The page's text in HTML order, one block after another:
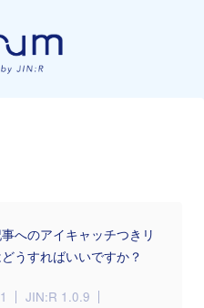
へのアイキャッチつきリ
うすればいいですか？
JIN:R 1.0.9